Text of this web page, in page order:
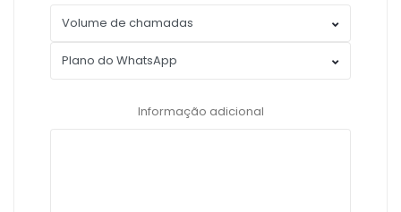
Informação adicional